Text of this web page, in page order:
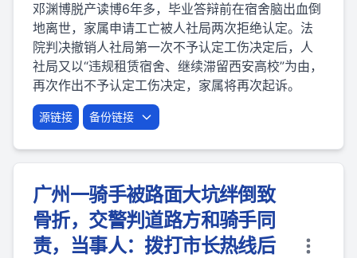
邓渊博脱产读博6年多，毕业答辩前在宿舍脑出血倒
地离世，家属申请工亡被人社局两次拒绝认定。法
院判决撤销人社局第一次不予认定工伤决定后，人
社局又以“违规租赁宿舍、继续滞留西安高校”为由，
再次作出不予认定工伤决定，家属将再次起诉。
源链接 备份链接
广州一骑手被路面大坑绊倒致
骨折，交警判道路方和骑手同
责，当事人：拨打市长热线后